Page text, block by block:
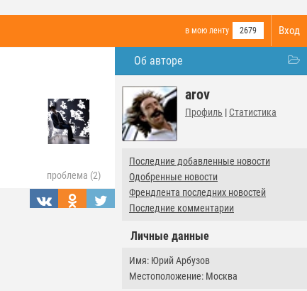
Вход
в мою ленту 2679
Об авторе
arov
Профиль | Статистика
Последние добавленные новости
Одобренные новости
Френдлента последних новостей
Последние комментарии
Личные данные
Имя: Юрий Арбузов
Местоположение: Москва
проблема (2)